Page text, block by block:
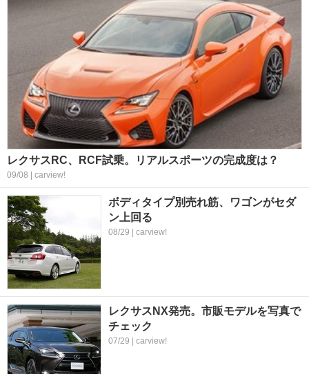
レクサスRC、RCF試乗。リアルスポーツの完成度は？
09/08 | carview!
ボディタイプ別売れ筋、ワゴンがセダ
ン上回る
08/29 | carview!
レクサスNX発売。市販モデルを写真で
チェック
07/29 | carview!